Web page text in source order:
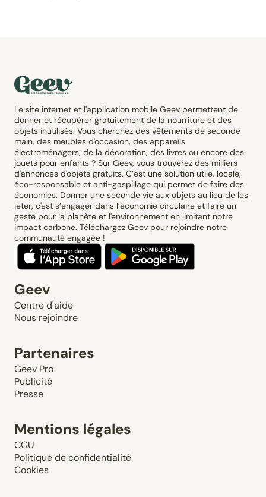
Le site internet et l'application mobile Geev permettent de
donner et récupérer gratuitement de la nourriture et des
objets inutilisés. Vous cherchez des vêtements de seconde
main, des meubles d'occasion, des appareils
électroménagers, de la décoration, des livres ou encore des
jouets pour enfants ? Sur Geev, vous trouverez des milliers
d'annonces d'objets gratuits. C’est une solution utile, locale,
éco-responsable et anti-gaspillage qui permet de faire des
économies. Donner une seconde vie aux objets au lieu de les
jeter, c'est s’engager dans l’économie circulaire et faire un
geste pour la planète et l'environnement en limitant notre
impact carbone. Téléchargez Geev pour rejoindre notre
communauté engagée !
Geev
Centre d'aide
Nous rejoindre
Partenaires
Geev Pro
Publicité
Presse
Mentions légales
CGU
Politique de confidentialité
Cookies